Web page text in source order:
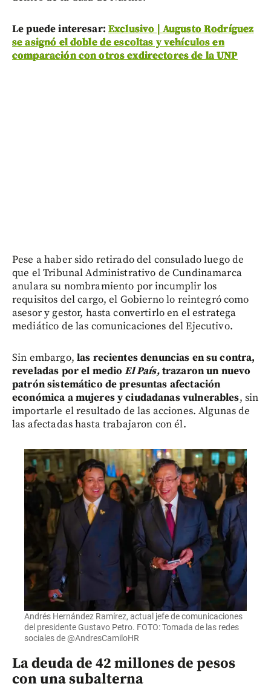
Le puede interesar: Exclusivo | Augusto Rodríguez
se asignó el doble de escoltas y vehículos en
comparación con otros exdirectores de la UNP
Pese a haber sido retirado del consulado luego de
que el Tribunal Administrativo de Cundinamarca
anulara su nombramiento por incumplir los
requisitos del cargo, el Gobierno lo reintegró como
asesor y gestor, hasta convertirlo en el estratega
mediático de las comunicaciones del Ejecutivo.
Sin embargo, las recientes denuncias en su contra,
reveladas por el medioEl País,trazaron un nuevo
patrón sistemático de presuntas afectación
económica a mujeres y ciudadanas vulnerables, sin
importarle el resultado de las acciones. Algunas de
las afectadas hasta trabajaron con él.
Andrés Hernández Ramírez, actual jefe de comunicaciones
del presidente Gustavo Petro. FOTO: Tomada de las redes
sociales de @AndresCamiloHR
La deuda de 42 millones de pesos
con una subalterna